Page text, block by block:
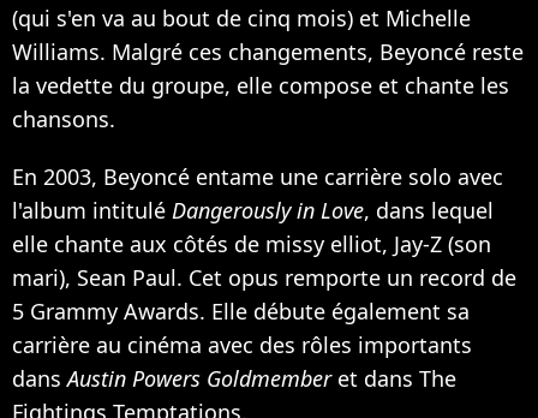
(qui s'en va au bout de cinq mois) et Michelle
Williams. Malgré ces changements, Beyoncé reste
la vedette du groupe, elle compose et chante les
chansons.
En 2003, Beyoncé entame une carrière solo avec
l'album intitulé Dangerously in Love, dans lequel
elle chante aux côtés de missy elliot, Jay-Z (son
mari), Sean Paul. Cet opus remporte un record de
5 Grammy Awards. Elle débute également sa
carrière au cinéma avec des rôles importants
dansAustin Powers Goldmemberet dans The
Fightings Temptations.